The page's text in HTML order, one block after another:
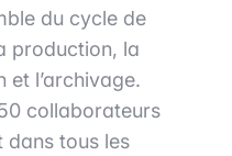
du cycle de
production, la
et l’archivage.
collaborateurs
dans tous les